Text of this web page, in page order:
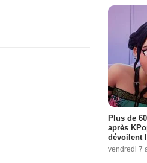
Plus de
après
dévoilent
vendredi 7